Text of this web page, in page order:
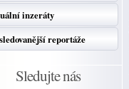
inzeráty
reportáže
Sledujte nás